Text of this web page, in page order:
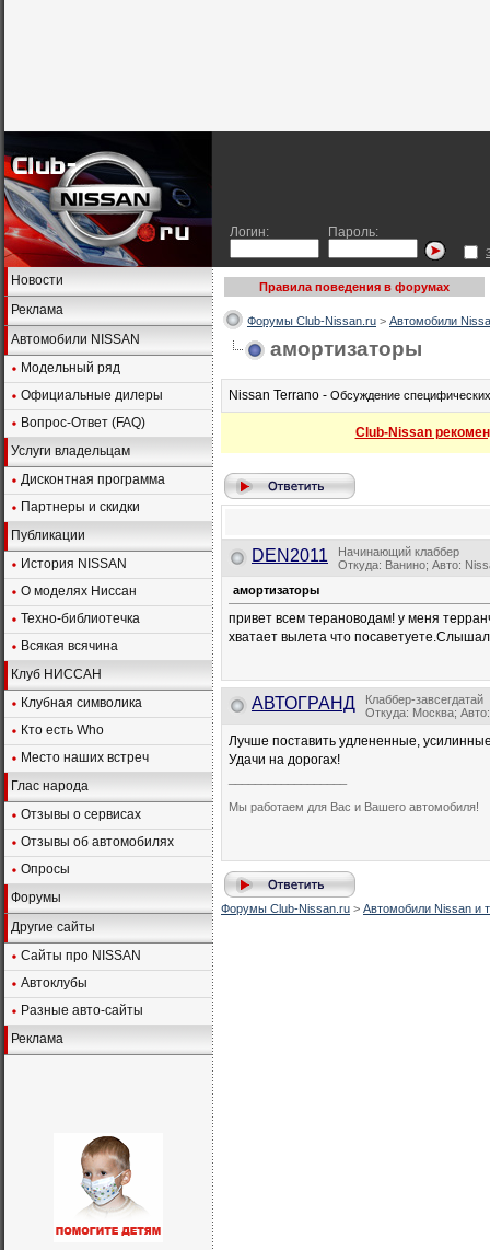
Логин: Пароль:
Новости
Реклама
Автомобили NISSAN
Модельный ряд
Официальные дилеры
Вопрос-Ответ (FAQ)
Услуги владельцам
Дисконтная программа
Партнеры и скидки
Публикации
История NISSAN
О моделях Ниссан
Техно-библиотечка
Всякая всячина
Клуб НИССАН
Клубная символика
Кто есть Who
Место наших встреч
Глас народа
Отзывы о сервисах
Отзывы об автомобилях
Опросы
Форумы
Другие сайты
Сайты про NISSAN
Автоклубы
Разные авто-сайты
Реклама
Правила поведения в форумах
Форумы Club-Nissan.ru > Автомобили
амортизаторы
Nissan Terrano - Обсуждение
Club-Nissan
DEN2011
Начинающий клаббер
Откуда: Ванино; Авто:
амортизаторы
привет всем терановодам! у меня
хватает вылета что
АВТОГРАНД
Клаббер-завсегдатай
Откуда: Москва;
Лучше поставить удлененные,
Удачи на дорогах!
Мы работаем для Вас и Вашего автомобиля!
Форумы Club-Nissan.ru > Автомобили Nissan и